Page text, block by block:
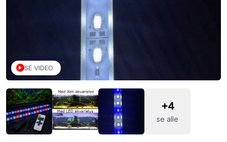
SE VIDEO
+4
se alle